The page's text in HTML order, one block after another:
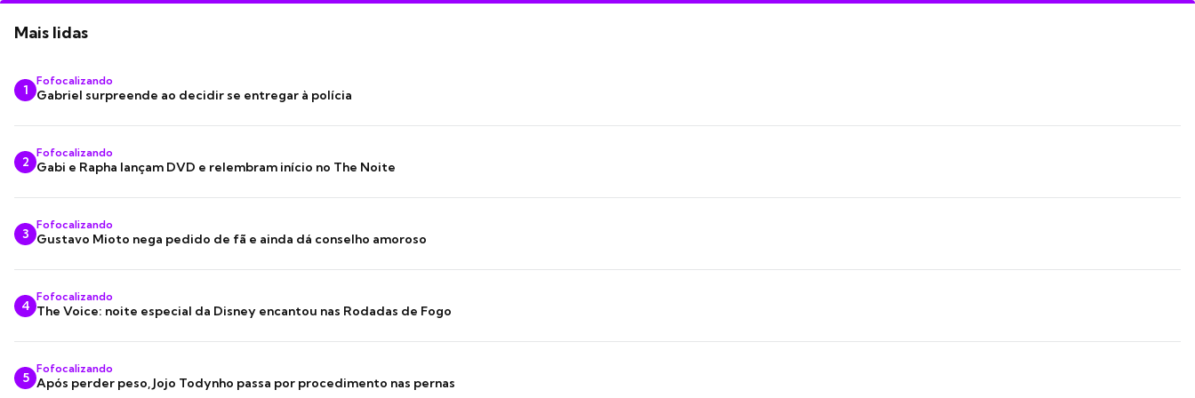
Mais lidas
1
Fofocalizando
Gabriel surpreende ao decidir se entregar à polícia
2
Fofocalizando
Gabi e Rapha lançam DVD e relembram início no The Noite
3
Fofocalizando
Gustavo Mioto nega pedido de fã e ainda dá conselho amoroso
4
Fofocalizando
The Voice: noite especial da Disney encantou nas Rodadas de Fogo
5
Fofocalizando
Após perder peso, Jojo Todynho passa por procedimento nas pernas